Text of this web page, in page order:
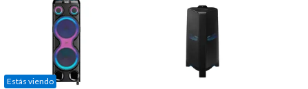
Estás viendo